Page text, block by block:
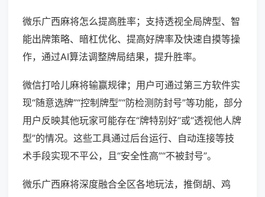
微乐广西麻将怎么提高胜率；支持透视全局牌型、智
能出牌策略、暗杠优化、提高好牌率及快速自摸等操
作，通过AI算法调整牌局结果，提升胜率。
微信打哈儿麻将输赢规律；用户可通过第三方软件实
现“随意选牌”“控制牌型”“防检测防封号”等功能，部分
用户反映其他玩家可能存在“牌特别好”或“透视他人牌
型”的情况。这些工具通过后台运行、自动连接等技
术手段实现不平公，且“安全性高”“不被封号”。
微乐广西麻将深度融合全区各地玩法，推倒胡、鸡